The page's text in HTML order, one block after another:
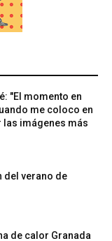
"El momento en
me coloco en
las imágenes más
del verano de
de calor Granada